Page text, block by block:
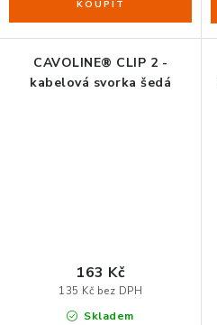
CAVOLINE® CLIP 2 -
kabelová svorka šedá
Skladem
135 Kč bez DPH
163 Kč